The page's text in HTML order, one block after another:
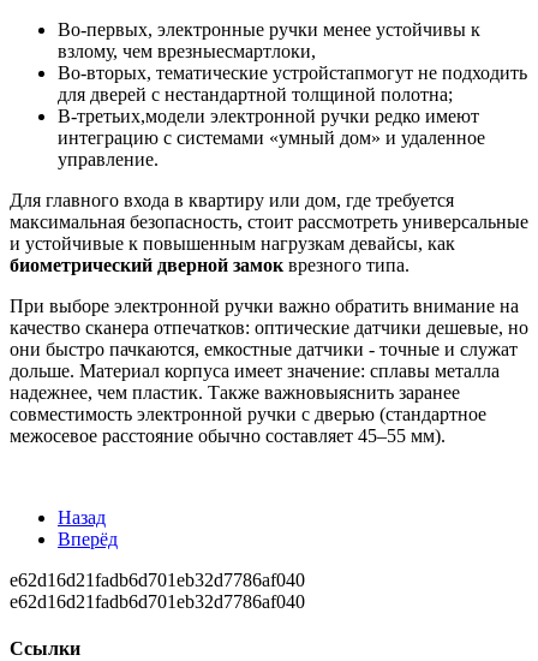
Во-первых, электронные ручки менее устойчивы к
взлому, чем врезныесмартлоки,
Во-вторых, тематические устройстапмогут не подходить
для дверей с нестандартной толщиной полотна;
В-третьих,модели электронной ручки редко имеют
интеграцию с системами «умный дом» и удаленное
управление.
Для главного входа в квартиру или дом, где требуется
максимальная безопасность, стоит рассмотреть универсальные
и устойчивые к повышенным нагрузкам девайсы, как
биометрический дверной замок врезного типа.
При выборе электронной ручки важно обратить внимание на
качество сканера отпечатков: оптические датчики дешевые, но
они быстро пачкаются, емкостные датчики - точные и служат
дольше. Материал корпуса имеет значение: сплавы металла
надежнее, чем пластик. Также важновыяснить заранее
совместимость электронной ручки с дверью (стандартное
межосевое расстояние обычно составляет 45–55 мм).
Назад
Вперёд
e62d16d21fadb6d701eb32d7786af040
e62d16d21fadb6d701eb32d7786af040
Ссылки